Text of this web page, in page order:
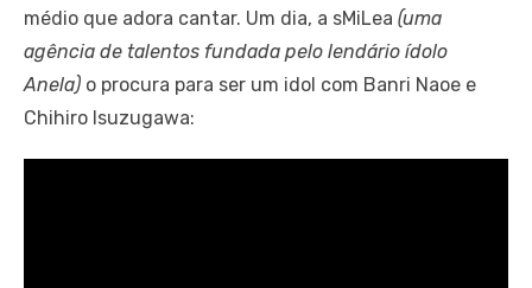
médio que adora cantar. Um dia, a sMiLea (uma
agência de talentos fundada pelo lendário ídolo
Anela) o procura para ser um idol com Banri Naoe e
Chihiro Isuzugawa: